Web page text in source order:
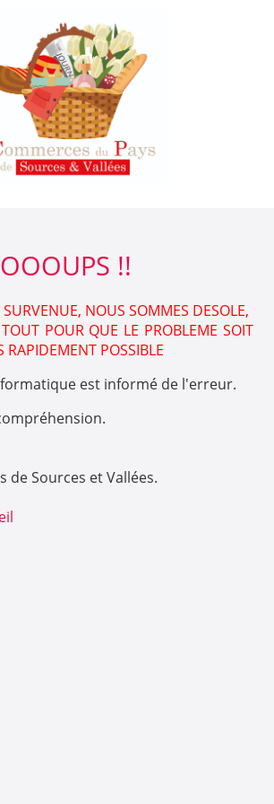
!!
SURVENUE, NOUS SOMMES DESOLE,
POUR QUE LE PROBLEME SOIT
RAPIDEMENT POSSIBLE
est informé de l'erreur.
de Sources et Vallées.